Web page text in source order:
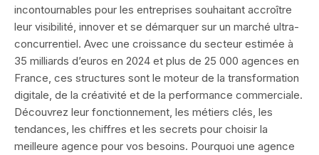
incontournables pour les entreprises souhaitant accroître
leur visibilité, innover et se démarquer sur un marché ultra-
concurrentiel. Avec une croissance du secteur estimée à
35 milliards d’euros en 2024 et plus de 25 000 agences en
France, ces structures sont le moteur de la transformation
digitale, de la créativité et de la performance commerciale.
Découvrez leur fonctionnement, les métiers clés, les
tendances, les chiffres et les secrets pour choisir la
meilleure agence pour vos besoins. Pourquoi une agence